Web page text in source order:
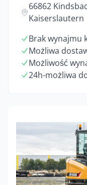
66862
Kaiserslautern
Brak wynajmu
Możliwa
Możliwość
24h-możliwa